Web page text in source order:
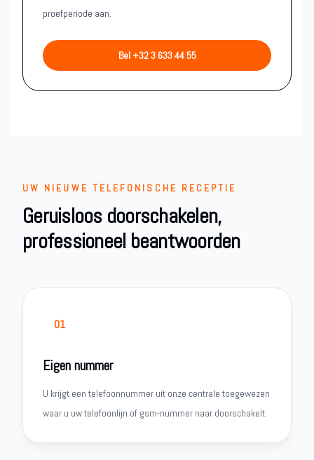
proefperiode aan.
Bel +32 3 633 44 55
UW NIEUWE TELEFONISCHE RECEPTIE
Geruisloos doorschakelen,
professioneel beantwoorden
01
Eigen nummer
U krijgt een telefoonnummer uit onze centrale toegewezen
waar u uw telefoonlijn of gsm-nummer naar doorschakelt.